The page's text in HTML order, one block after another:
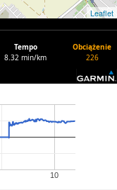
Leaflet
Tempo
8.32 min/km
Obciążenie
226
10